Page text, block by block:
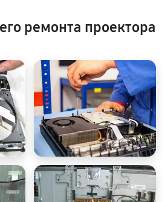
ремонта проектора